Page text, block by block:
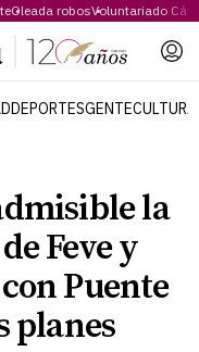
Oleada robosVoluntariado
DEPORTESGENTECULTURA
la
Feve y
Puente
planes